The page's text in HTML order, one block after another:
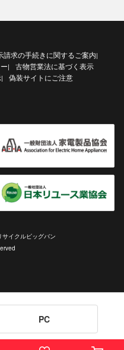
請求の手続きに関するご案内|
|
古物営業法に基づく表示
| 偽装サイトにご注意
イクルビッグバン
PC